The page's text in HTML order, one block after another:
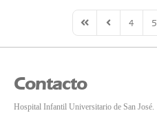
First PagePrevious Page
4 5
Contacto
Hospital Infantil Universitario de San José.